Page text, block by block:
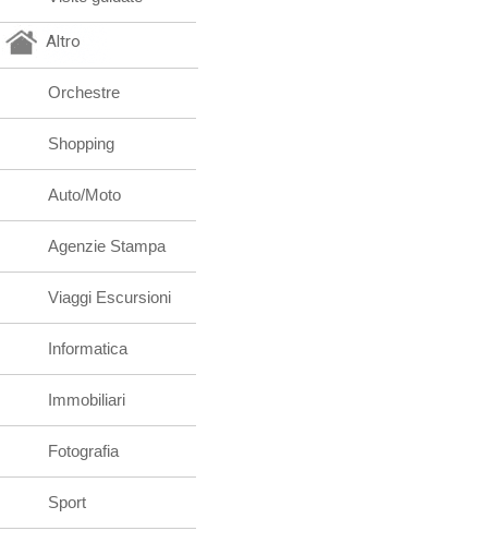
Altro
Orchestre
Shopping
Auto/Moto
Agenzie Stampa
Viaggi Escursioni
Informatica
Immobiliari
Fotografia
Sport